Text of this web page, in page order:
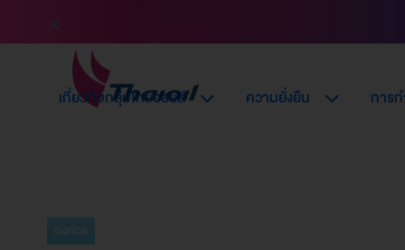
เกี่ยวกับกลุ่มไทยออยล์ ความยั่งยืน การ
องค์กร